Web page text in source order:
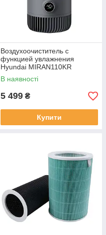
Воздухоочиститель с
функцией увлажнения
Hyundai MIRAN110KR
(305126)
В наявності
5 499 ₴
Купити